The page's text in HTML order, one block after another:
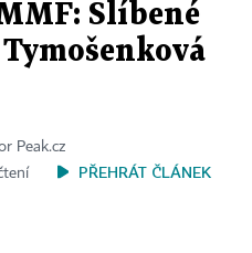
Slíbené
Peak.cz
PŘEHRÁT ČLÁNEK